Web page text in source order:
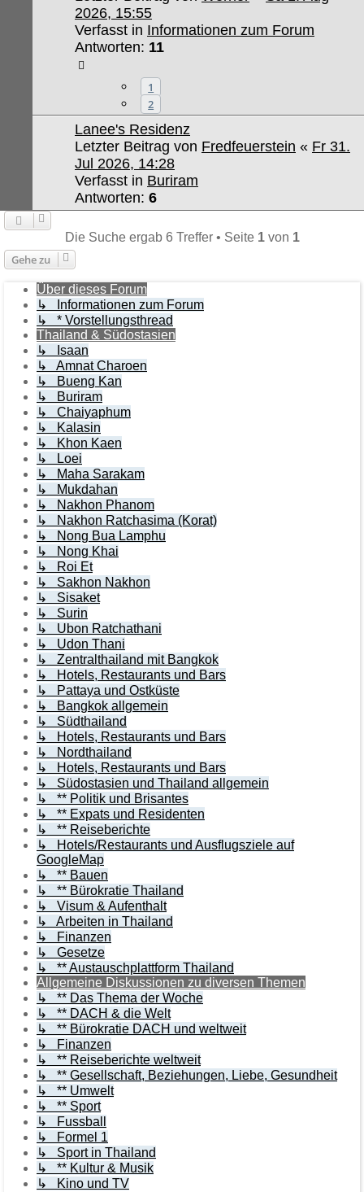
2026, 15:55
Verfasst in Informationen zum Forum
Antworten: 11
1
2
Lanee's Residenz
Letzter Beitrag von Fredfeuerstein « Fr 31.
Jul 2026, 14:28
Verfasst in Buriram
Antworten: 6
Die Suche ergab 6 Treffer • Seite 1von 1
Gehe zu
Über dieses Forum
↳ Informationen zum Forum
↳ * Vorstellungsthread
Thailand & Südostasien
↳ Isaan
↳ Amnat Charoen
↳ Bueng Kan
↳ Buriram
↳ Chaiyaphum
↳ Kalasin
↳ Khon Kaen
↳ Loei
↳ Maha Sarakam
↳ Mukdahan
↳ Nakhon Phanom
↳ Nakhon Ratchasima (Korat)
↳ Nong Bua Lamphu
↳ Nong Khai
↳ Roi Et
↳ Sakhon Nakhon
↳ Sisaket
↳ Surin
↳ Ubon Ratchathani
↳ Udon Thani
↳ Zentralthailand mit Bangkok
↳ Hotels, Restaurants und Bars
↳ Pattaya und Ostküste
↳ Bangkok allgemein
↳ Südthailand
↳ Hotels, Restaurants und Bars
↳ Nordthailand
↳ Hotels, Restaurants und Bars
↳ Südostasien und Thailand allgemein
↳ ** Politik und Brisantes
↳ ** Expats und Residenten
↳ ** Reiseberichte
↳ Hotels/Restaurants und Ausflugsziele auf
GoogleMap
↳ ** Bauen
↳ ** Bürokratie Thailand
↳ Visum & Aufenthalt
↳ Arbeiten in Thailand
↳ Finanzen
↳ Gesetze
↳ ** Austauschplattform Thailand
Allgemeine Diskussionen zu diversen Themen
↳ ** Das Thema der Woche
↳ ** DACH & die Welt
↳ ** Bürokratie DACH und weltweit
↳ Finanzen
↳ ** Reiseberichte weltweit
↳ ** Gesellschaft, Beziehungen, Liebe, Gesundheit
↳ ** Umwelt
↳ ** Sport
↳ Fussball
↳ Formel 1
↳ Sport in Thailand
↳ ** Kultur & Musik
↳ Kino und TV